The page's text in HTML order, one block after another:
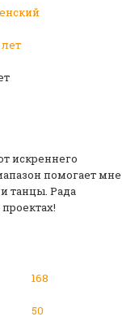
лет
искреннего
помогает мне
танцы. Рада
168
50